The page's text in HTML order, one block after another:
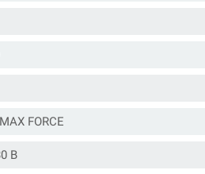
FORCE
B